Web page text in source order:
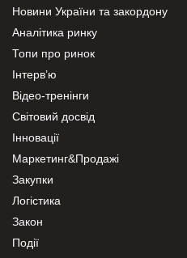
Новини України та закордону
Аналітика ринку
Топи про ринок
Інтерв’ю
Відео-тренінги
Світовий досвід
Інновації
Маркетинг&Продажі
Закупки
Логістика
Закон
Події